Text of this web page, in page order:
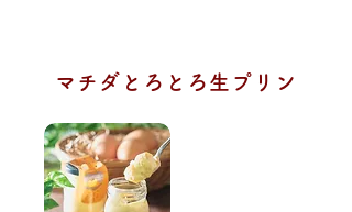
マチダとろとろ生​プリン